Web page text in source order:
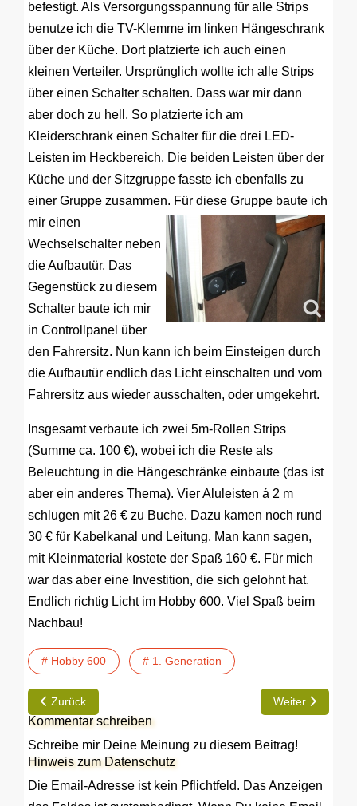
befestigt. Als Versorgungsspannung für alle Strips
benutze ich die TV-Klemme im linken Hängeschrank
über der Küche. Dort platzierte ich auch einen
kleinen Verteiler. Ursprünglich wollte ich alle Strips
über einen Schalter schalten. Dass war mir dann
aber doch zu hell. So platzierte ich am
Kleiderschrank einen Schalter für die drei LED-
Leisten im Heckbereich. Die beiden Leisten über der
Küche und der Sitzgruppe fasste ich ebenfalls zu
einer Gruppe zusammen. Für diese Gruppe baute ich
mir einen
Wechselschalter neben
die Aufbautür. Das
Gegenstück zu diesem
Schalter baute ich mir
in Controllpanel über
den Fahrersitz. Nun kann ich beim Einsteigen durch
die Aufbautür endlich das Licht einschalten und vom
Fahrersitz aus wieder ausschalten, oder umgekehrt.
Insgesamt verbaute ich zwei 5m-Rollen Strips
(Summe ca. 100 €), wobei ich die Reste als
Beleuchtung in die Hängeschränke einbaute (das ist
aber ein anderes Thema). Vier Aluleisten á 2 m
schlugen mit 26 € zu Buche. Dazu kamen noch rund
30 € für Kabelkanal und Leitung. Man kann sagen,
mit Kleinmaterial kostete der Spaß 160 €. Für mich
war das aber eine Investition, die sich gelohnt hat.
Endlich richtig Licht im Hobby 600. Viel Spaß beim
Nachbau!
# Hobby 600 # 1. Generation
Vorheriger Beitrag: TIP | Vertikaler Bettlift für das Heckbett
Zurück Nächster
Weiter
Kommentar schreiben
Schreibe mir Deine Meinung zu diesem Beitrag!
Hinweis zum Datenschutz
Die Email-Adresse ist kein Pflichtfeld. Das Anzeigen